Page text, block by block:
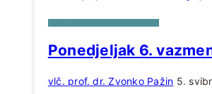
Ponedjeljak 6.
vlč. prof. dr. Zvonko Pažin 5.